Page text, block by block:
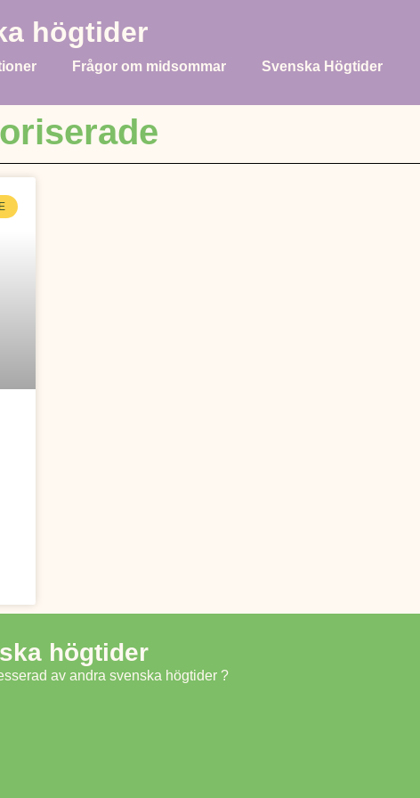
högtider
Frågor om midsommar Svenska Högtider
högtider
av andra svenska högtider ?